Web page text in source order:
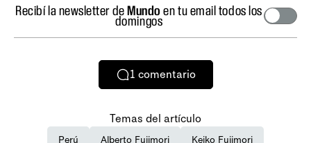
Recibí la newsletter deMundo en tu email todos los
domingos
1 comentario
Temas del artículo
Perú Alberto Fujimori Keiko Fujimori